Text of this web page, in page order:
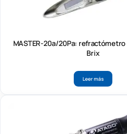
MASTER-20a/20Pa:
Brix
Leer más